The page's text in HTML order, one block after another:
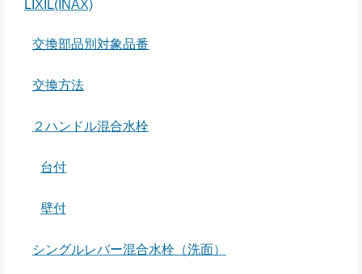
LIXIL(INAX)
交換部品別対象品番
交換方法
２ハンドル混合水栓
台付
壁付
シングルレバー混合水栓（洗面）